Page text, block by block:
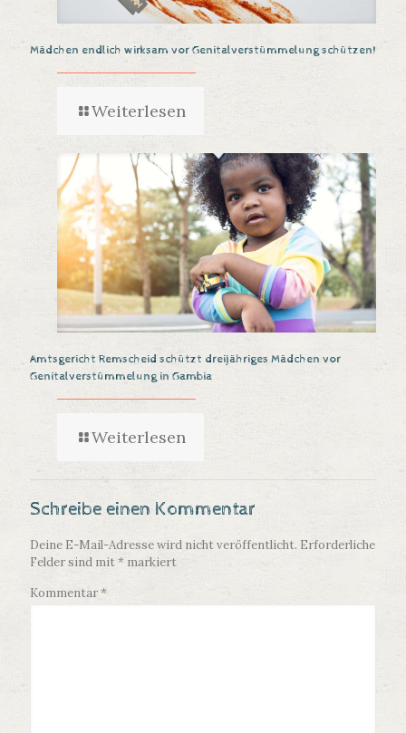
Mädchen endlich wirksam vor Genitalverstümmelung schützen!
Weiterlesen
Amtsgericht Remscheid schützt dreijähriges Mädchen vor
Genitalverstümmelung in Gambia
Weiterlesen
Schreibe einen Kommentar
Deine E-Mail-Adresse wird nicht veröffentlicht. Erforderliche
Felder sind mit* markiert
Kommentar*